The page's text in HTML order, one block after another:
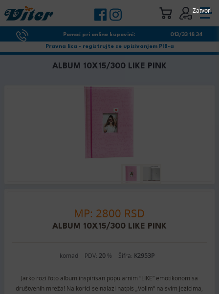
Pomoć pri online kupovini: 013/33 18 34
Pravna lica - registrujte se upisivanjem PIB-a
ALBUM 10X15/300 LIKE PINK
MP: 2800 RSD
ALBUM 10X15/300 LIKE PINK
komad PDV: 20% Šifra: K2953P
Jarko rozi foto album inspirisan popularnim “LIKE” emotikonom sa
društvenih mreža! Na korici se nalazi natpis „Volim“ na svim jezicima,
Zatvori